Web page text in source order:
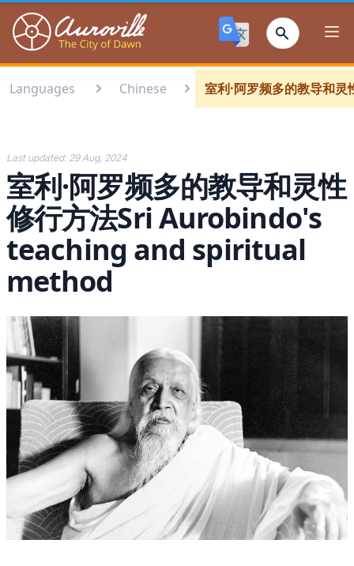
Auroville
Languages Chinese 室利·阿罗频多的教导
Last updated: 29 Aug, 2024
室利·阿罗频多的教导和灵性
修行方法Sri Aurobindo's
teaching and spiritual
method